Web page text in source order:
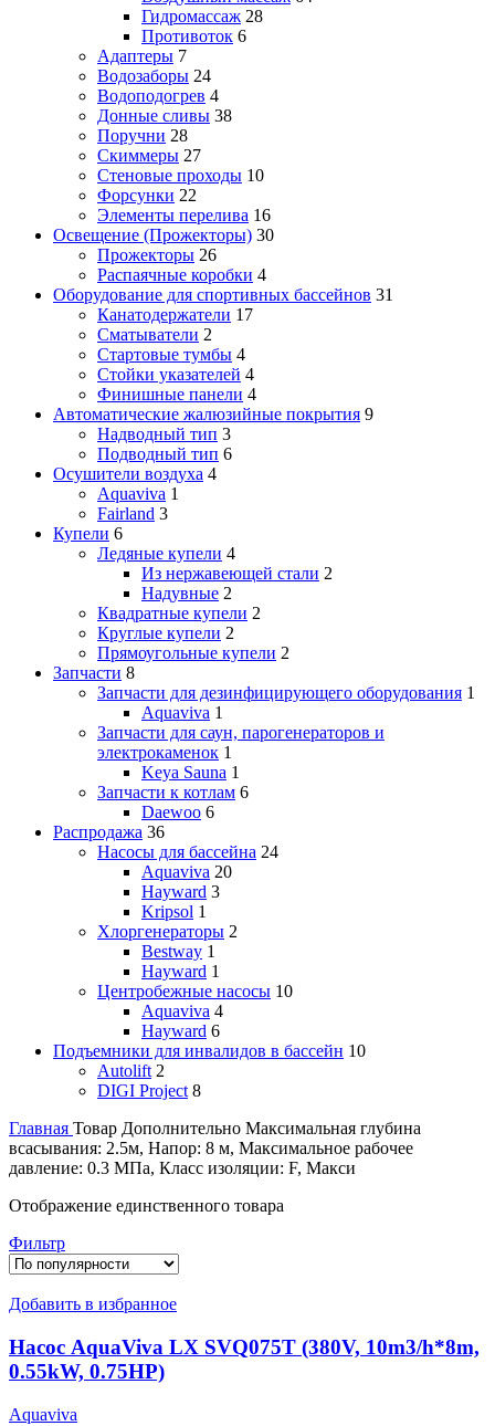
Гидромассаж 28
Противоток 6
Адаптеры 7
Водозаборы 24
Водоподогрев 4
Донные сливы 38
Поручни 28
Скиммеры 27
Стеновые проходы 10
Форсунки 22
Элементы перелива 16
Освещение (Прожекторы) 30
Прожекторы 26
Распаячные коробки 4
Оборудование для спортивных бассейнов 31
Канатодержатели 17
Сматыватели 2
Стартовые тумбы 4
Стойки указателей 4
Финишные панели 4
Автоматические жалюзийные покрытия 9
Надводный тип 3
Подводный тип 6
Осушители воздуха 4
Aquaviva 1
Fairland 3
Купели 6
Ледяные купели 4
Из нержавеющей стали 2
Надувные 2
Квадратные купели 2
Круглые купели 2
Прямоугольные купели 2
Запчасти 8
Запчасти для дезинфицирующего оборудования 1
Aquaviva 1
Запчасти для саун, парогенераторов и
электрокаменок 1
Keya Sauna 1
Запчасти к котлам 6
Daewoo 6
Распродажа 36
Насосы для бассейна 24
Aquaviva 20
Hayward 3
Kripsol 1
Хлоргенераторы 2
Bestway 1
Hayward 1
Центробежные насосы 10
Aquaviva 4
Hayward 6
Подъемники для инвалидов в бассейн 10
Autolift 2
DIGI Project 8
Главная Товар Дополнительно Максимальная глубина
всасывания: 2.5м, Напор: 8 м, Максимальное рабочее
давление: 0.3 МПа, Класс изоляции: F, Макси
Отображение единственного товара
Фильтр
Добавить в избранное
Насос AquaViva LX SVQ075T (380V, 10m3/h*8m,
0.55kW, 0.75HP)
Aquaviva